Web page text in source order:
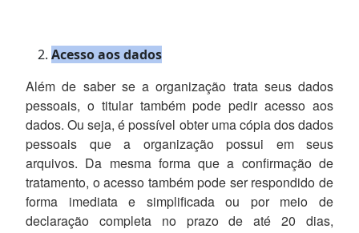
Acesso aos dados
Além de saber se a organização trata seus dados
pessoais, o titular também pode pedir acesso aos
dados. Ou seja, é possível obter uma cópia dos dados
pessoais que a organização possui em seus
arquivos. Da mesma forma que a confirmação de
tratamento, o acesso também pode ser respondido de
forma imediata e simplificada ou por meio de
declaração completa no prazo de até 20 dias,